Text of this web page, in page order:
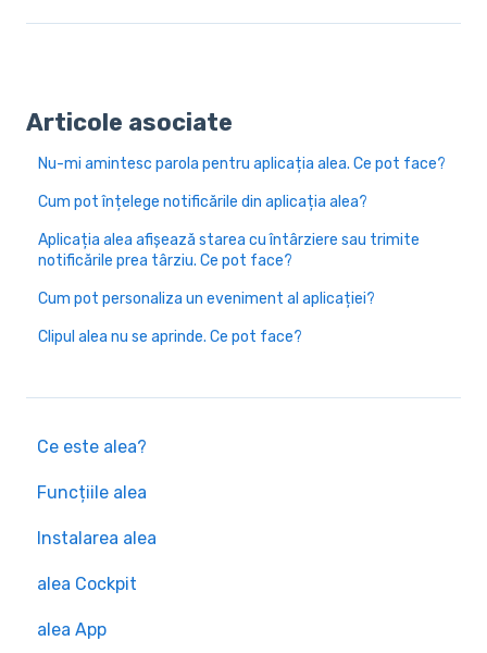
Ce este alea?
Funcțiile alea
Instalarea alea
alea Cockpit
alea App
Articole asociate
Nu-mi amintesc parola pentru aplicația alea. Ce pot face?
Cum pot înțelege notificările din aplicația alea?
Aplicația alea afișează starea cu întârziere sau trimite
notificările prea târziu. Ce pot face?
Cum pot personaliza un eveniment al aplicației?
Clipul alea nu se aprinde. Ce pot face?